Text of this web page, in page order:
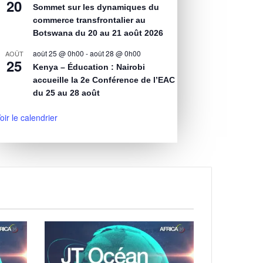
20
Sommet sur les dynamiques du
commerce transfrontalier au
Botswana du 20 au 21 août 2026
AOÛT
25
août 25 @ 0h00 -août 28 @ 0h00
Kenya – Éducation : Nairobi
accueille la 2e Conférence de l’EAC
du 25 au 28 août
le calendrier